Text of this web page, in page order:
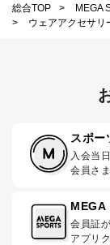
総合TOP
> MEGA
>
ウェアアクセサリ
スポー
入会当
会員さ
MEGA
会員証
アプリ